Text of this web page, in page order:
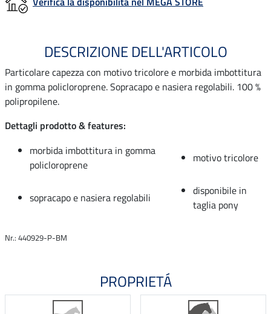
DESCRIZIONE DELL'ARTICOLO
Particolare capezza con motivo tricolore e morbida imbottitura
in gomma policloroprene. Sopracapo e nasiera regolabili. 100 %
polipropilene.
Dettagli prodotto & features:
morbida imbottitura in gomma
policloroprene
motivo tricolore
sopracapo e nasiera regolabili
disponibile in
taglia pony
Nr.: 440929-P-BM
PROPRIETÁ